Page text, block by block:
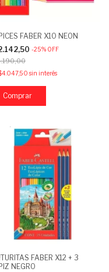
FABER X10 NEON
-25% OFF
sin interés
FABER X12 + 3
NEGRO